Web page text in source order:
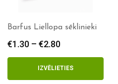
Barfus Liellopa sēklinieki
€1.30 – €2.80
range:
€1.30
through
IZVĒLIETIES